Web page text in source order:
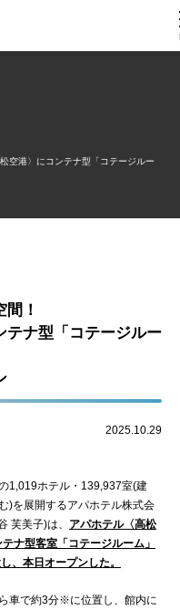
空港〉にコンテナ型「コテージルー
！
テナ型「コテージルー
2025.10.29
1,019ホテル・139,937室(建
)を展開するアパホテル株式会
芙美子)は、 アパホテル〈高松
ナ型客室「コテージルーム」
、本日オープンした。
車で約3分※に位置し、館内に